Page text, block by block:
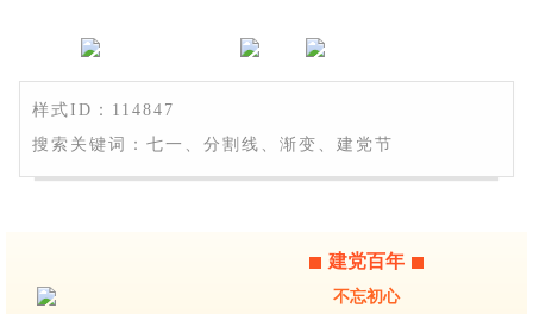
样式ID：114847
搜索关键词：七一、分割线、渐变、建党节
建党百年
不忘初心